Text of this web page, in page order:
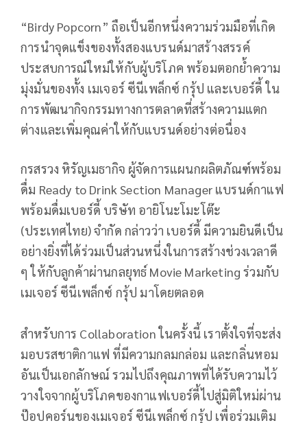
“Birdy Popcorn” ถือเป็นอีกหนึ่งความร่วมมือที่เกิด
การนำจุดแข็งของทั้งสองแบรนด์มาสร้างสรรค์
ประสบการณ์ใหม่ให้กับผู้บริโภค พร้อมตอกย้ำความ
มุ่งมั่นของทั้ง เมเจอร์ ซีนีเพล็กซ์ กรุ้ป และเบอร์ดี้ ใน
การพัฒนากิจกรรมทางการตลาดที่สร้างความแตก
ต่างและเพิ่มคุณค่าให้กับแบรนด์อย่างต่อนื่อง
กรสรวง หิรัญเมธากิจ ผู้จัดการแผนกผลิตภัณฑ์พร้อม
ดื่ม Ready to Drink Section Manager แบรนด์กาแฟ
พร้อมดื่มเบอร์ดี้ บริษัท อายิโนะโมะโต๊ะ
(ประเทศไทย) จำกัด กล่าวว่า เบอร์ดี้ มีความยินดีเป็น
อย่างยิ่งที่ได้ร่วมเป็นส่วนหนึ่งในการสร้างช่วงเวลาดี
ๆ ให้กับลูกค้าผ่านกลยุทธ์ Movie Marketing ร่วมกับ
เมเจอร์ ซีนีเพล็กซ์ กรุ้ป มาโดยตลอด
สำหรับการ Collaboration ในครั้งนี้ เราตั้งใจที่จะส่ง
มอบรสชาติกาแฟ ที่มีความกลมกล่อม และกลิ่นหอม
อันเป็นเอกลักษณ์ รวมไปถึงคุณภาพที่ได้รับความไว้
วางใจจากผู้บริโภคของกาแฟเบอร์ดี้ไปสู่มิติใหม่ผ่าน
ป๊อปคอร์นของเมเจอร์ ซีนีเพล็กซ์ กรุ้ป เพื่อร่วมเติม